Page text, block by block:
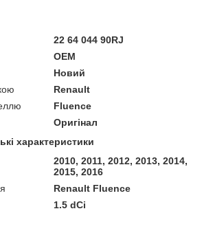
22 64 044 90RJ
OEM
Новий
Renault
Fluence
Оригінал
характеристики
2010, 2011, 2012, 2013, 2014,
2015, 2016
Renault Fluence
1.5 dCi